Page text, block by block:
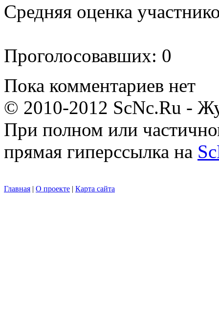
Средняя оценка
Проголосовавших: 0
Пока комментариев нет
© 2010-2012 ScNc.Ru -
При полном или
прямая гиперссылка на
Главная | О проекте | Карта сайта